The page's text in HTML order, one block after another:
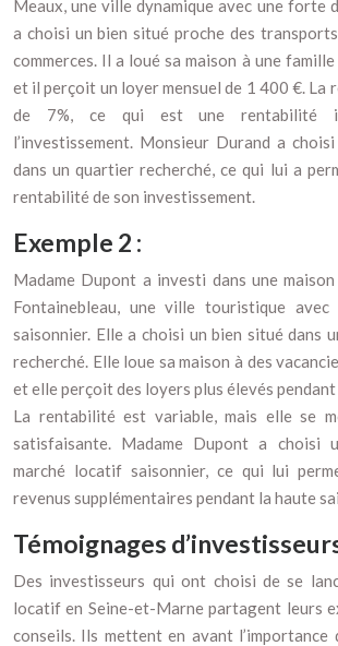
Meaux, une ville dynamique avec une forte
a choisi un bien situé proche des
commerces. Il a loué sa maison à une
et il perçoit un loyer mensuel de 1 400 €. La
de 7%, ce qui est une rentabilité
l’investissement. Monsieur Durand a
dans un quartier recherché, ce qui lui a
rentabilité de son investissement.
Exemple 2 :
Madame Dupont a investi dans une
Fontainebleau, une ville touristique
saisonnier. Elle a choisi un bien situé dans
recherché. Elle loue sa maison à des
et elle perçoit des loyers plus élevés
La rentabilité est variable, mais elle se
satisfaisante. Madame Dupont a choisi
marché locatif saisonnier, ce qui lui
revenus supplémentaires pendant la haute
Témoignages
Des investisseurs qui ont choisi de se
locatif en Seine-et-Marne partagent leurs
conseils. Ils mettent en avant l’importance